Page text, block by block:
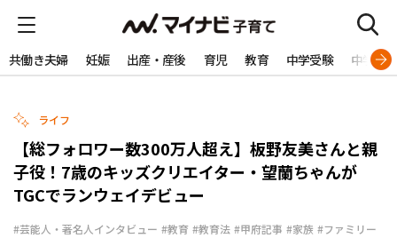
共働き夫婦 妊娠 出産・産後 育児 教育 中学受験 中学生
ライフ
【総フォロワー数300万人超え】板野友美さんと親
子役！7歳のキッズクリエイター・望蘭ちゃんが
TGCでランウェイデビュー
#芸能人・著名人インタビュー #教育 #教育法 #甲府記事 #家族 #ファミリー